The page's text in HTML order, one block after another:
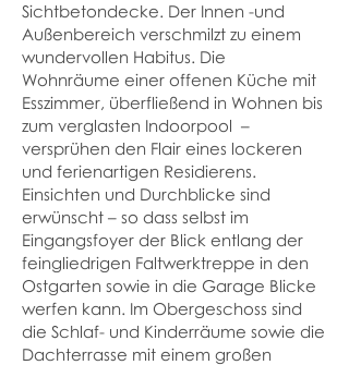
Sichtbetondecke. Der Innen -und
Außenbereich verschmilzt zu einem
wundervollen Habitus. Die
Wohnräume einer offenen Küche mit
Esszimmer, überfließend in Wohnen bis
zum verglasten Indoorpool –
versprühen den Flair eines lockeren
und ferienartigen Residierens.
Einsichten und Durchblicke sind
erwünscht – so dass selbst im
Eingangsfoyer der Blick entlang der
feingliedrigen Faltwerktreppe in den
Ostgarten sowie in die Garage Blicke
werfen kann. Im Obergeschoss sind
die Schlaf- und Kinderräume sowie die
Dachterrasse mit einem großen